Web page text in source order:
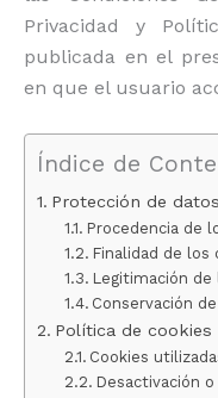
Privacidad y
publicada en el
en que el usuario
Índice de
Protección de
Procedencia de
Finalidad de los
Legitimación
Conservación
Política de cookies
Cookies
Desactivación